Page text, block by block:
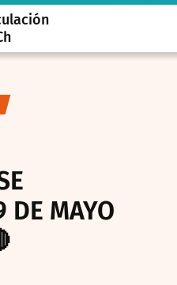
DE MAYO